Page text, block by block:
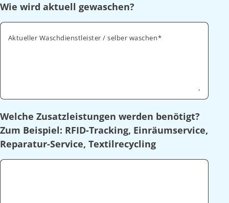
Wie wird aktuell gewaschen?
Aktueller Waschdienstleister / selber waschen
Welche Zusatzleistungen werden benötigt?
Zum Beispiel: RFID-Tracking, Einräumservice,
Reparatur-Service, Textilrecycling